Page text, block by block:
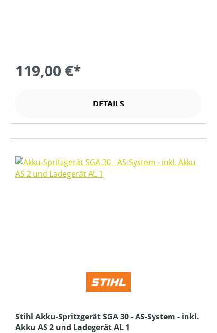
119,00 €*
DETAILS
Stihl Akku-Spritzgerät SGA 30 - AS-System - inkl.
Akku AS 2 und Ladegerät AL 1